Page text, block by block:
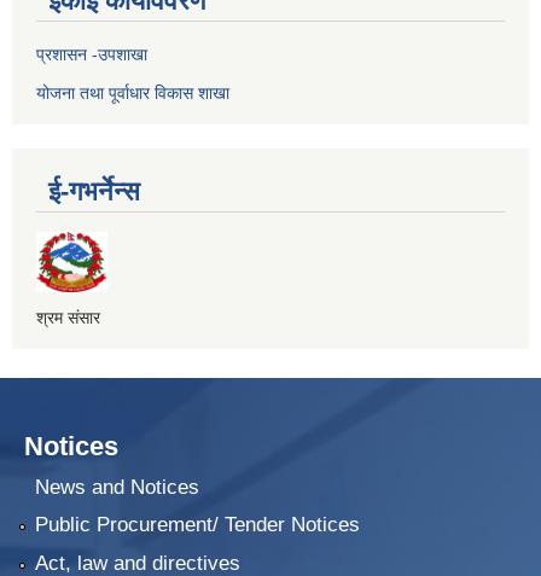
प्रशासन -उपशाखा
योजना तथा पूर्वाधार विकास शाखा
ई-गभर्नेन्स
श्रम संसार
Notices
News and Notices
Public Procurement/ Tender Notices
Act, law and directives